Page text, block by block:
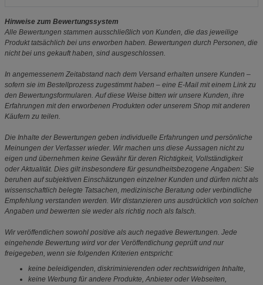
Hinweise zum Bewertungssystem
Alle Bewertungen stammen ausschließlich von Kunden, die das jeweilige
Produkt tatsächlich bei uns erworben haben. Bewertungen durch Personen, die
nicht bei uns gekauft haben, sind ausgeschlossen.
In angemessenem Zeitabstand nach dem Versand erhalten unsere Kunden –
sofern sie im Bestellprozess zugestimmt haben – eine E-Mail mit einem Link zu
den Bewertungsformularen. Auf diese Weise bitten wir unsere Kunden, ihre
Erfahrungen mit den erworbenen Produkten oder unserem Shop mit anderen
Käufern zu teilen.
Die Inhalte der Bewertungen geben individuelle Erfahrungen und persönliche
Meinungen der Verfasser wieder. Wir machen uns diese Aussagen nicht zu
eigen und übernehmen keine Gewähr für deren Richtigkeit, Vollständigkeit
oder Aktualität. Dies gilt insbesondere für gesundheitsbezogene Angaben: Sie
beruhen auf subjektiven Einschätzungen einzelner Kunden und dürfen nicht als
wissenschaftlich belegte Tatsachen, medizinische Beratung oder verbindliche
Empfehlung verstanden werden. Wir distanzieren uns ausdrücklich von solchen
Angaben und bewerten sie weder als richtig noch als falsch.
Wir veröffentlichen sowohl positive als auch negative Bewertungen. Jede
eingehende Bewertung wird vor der Veröffentlichung geprüft und nur
freigegeben, wenn sie folgenden Kriterien entspricht:
keine beleidigenden, diskriminierenden oder rechtswidrigen Inhalte,
keine Werbung für andere Produkte, Anbieter oder Webseiten,